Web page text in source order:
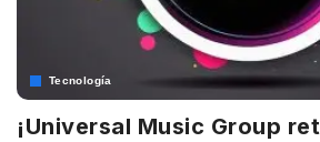
Tecnología
¡Universal Music Group